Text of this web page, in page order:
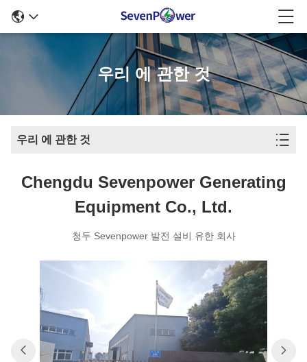
우리 에 관한 것
우리 에 관한 것
Chengdu Sevenpower Generating
Equipment Co., Ltd.
청두 Sevenpower 발전 설비 유한 회사